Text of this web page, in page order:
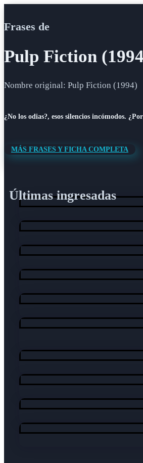
Frases de
Pulp Fiction
Nombre original: Pulp Fiction (1994)
¿No los odias?, esos silencios incómodos.
MÁS FRASES Y FICHA COMPLETA
Últimas ingresadas